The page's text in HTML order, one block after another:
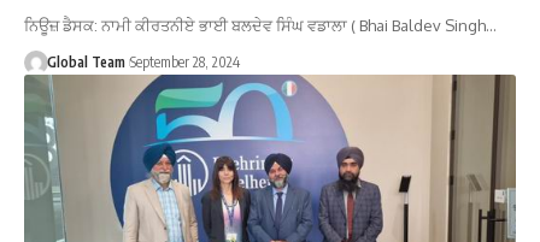
ਨਿਊਜ਼ ਡੈਸਕ: ਨਾਮੀ ਕੀਰਤਨੀਏ ਭਾਈ ਬਲਦੇਵ ਸਿੰਘ ਵਡਾਲਾ ( Bhai Baldev Singh…
Global Team September 28, 2024